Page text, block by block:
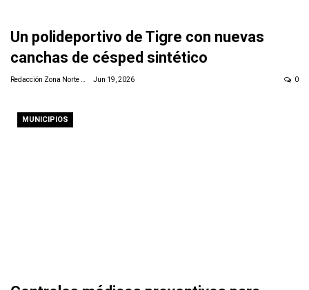
Un polideportivo de Tigre con nuevas
canchas de césped sintético
Redacción Zona Norte Daily Jun 19, 2026 0
MUNICIPIOS